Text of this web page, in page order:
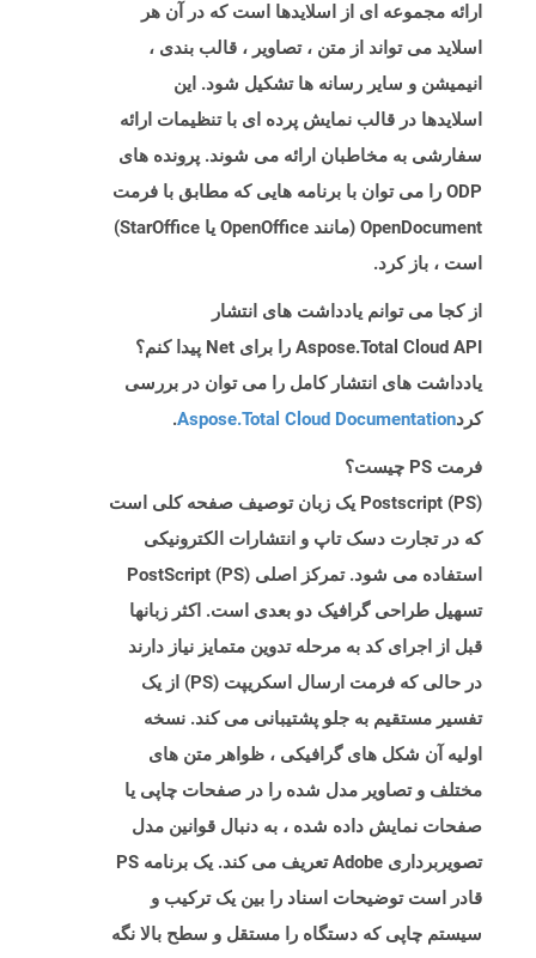
ارائه مجموعه ای از اسلایدها است که در آن هر
اسلاید می تواند از متن ، تصاویر ، قالب بندی ،
انیمیشن و سایر رسانه ها تشکیل شود. این
اسلایدها در قالب نمایش پرده ای با تنظیمات ارائه
سفارشی به مخاطبان ارائه می شوند. پرونده های
ODP را می توان با برنامه هایی که مطابق با فرمت
OpenDocument (مانند OpenOffice یا StarOffice)
است ، باز کرد.
از کجا می توانم یادداشت های انتشار
Aspose.Total Cloud API را برای Net پیدا کنم؟
یادداشت های انتشار کامل را می توان در بررسی
کردAspose.Total Cloud Documentation
.
فرمت PS چیست؟
Postscript (PS) یک زبان توصیف صفحه کلی است
که در تجارت دسک تاپ و انتشارات الکترونیکی
استفاده می شود. تمرکز اصلی PostScript (PS)
تسهیل طراحی گرافیک دو بعدی است. اکثر زبانها
قبل از اجرای کد به مرحله تدوین متمایز نیاز دارند
در حالی که فرمت ارسال اسکریپت (PS) از یک
تفسیر مستقیم به جلو پشتیبانی می کند. نسخه
اولیه آن شکل های گرافیکی ، ظواهر متن های
مختلف و تصاویر مدل شده را در صفحات چاپی یا
صفحات نمایش داده شده ، به دنبال قوانین مدل
تصویربرداری Adobe تعریف می کند. یک برنامه PS
قادر است توضیحات اسناد را بین یک ترکیب و
سیستم چاپی که دستگاه را مستقل و سطح بالا نگه